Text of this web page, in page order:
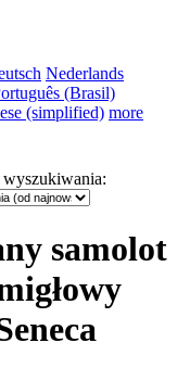
Nederlands
(Brasil)
more
:
samolot